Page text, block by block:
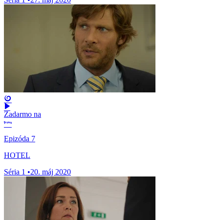
Zadarmo na
Epizóda 7
HOTEL
Séria 1 •20. máj 2020